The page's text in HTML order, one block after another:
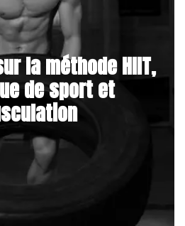
la méthode HIIT,
de sport et